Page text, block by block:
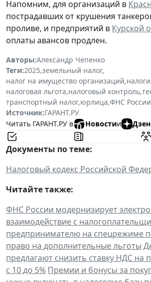
Напомним, для организаций в
пострадавших от крушения
проливе, и предприятий в Курской
оплаты авансов продлен.
Авторы:Александр Чепенко
Теги:2025,земельный налог,
налог на имущество организаций,
налоговая льгота,налоговый контроль,
транспортный налог,юрлица,ФНС России
Источник:ГАРАНТ.РУ
Читать ГАРАНТ.РУ в
Новостии Дзен
Документы по теме:
Налоговый кодекс Российской
Читайте также:
ФНС России модернизирует
взаимодействие с
предпринимателю на спецрежиме
право на дополнительные льготы
предлагают снизить ставку НДС на
с 10 до 5% Премии и бонусы за